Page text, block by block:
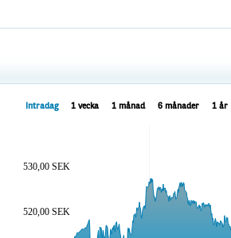
Intradag 1 vecka 1 månad 6 månader 1 år
520,00 SEK
530,00 SEK